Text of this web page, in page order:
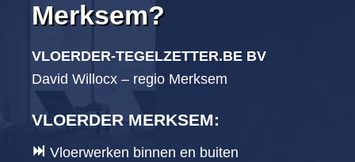
Merksem?
VLOERDER-TEGELZETTER.BE BV
David Willocx – regio Merksem
VLOERDER MERKSEM:
Vloerwerken binnen en buiten